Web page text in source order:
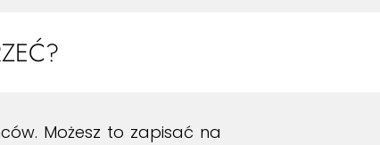
Możesz to zapisać na